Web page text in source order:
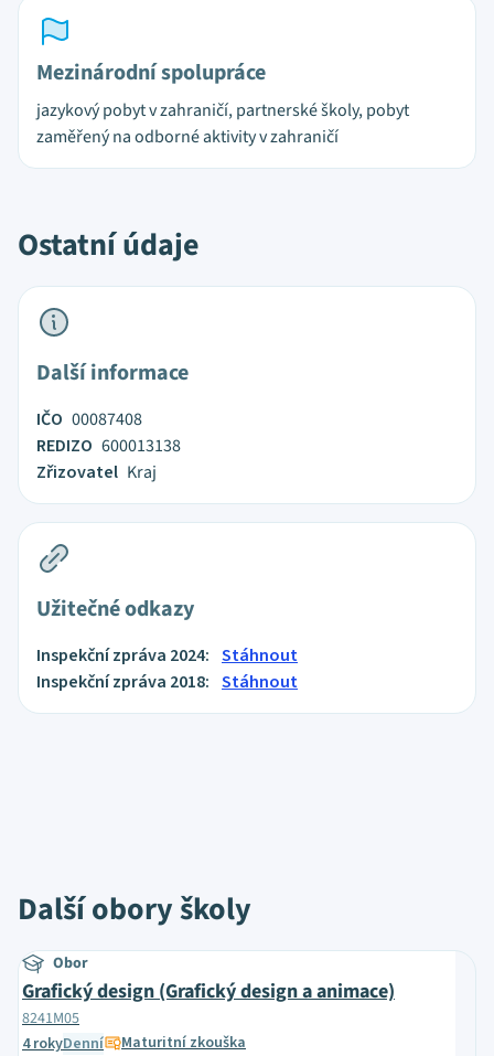
Mezinárodní spolupráce
jazykový pobyt v zahraničí, partnerské školy, pobyt
zaměřený na odborné aktivity v zahraničí
Ostatní údaje
Další informace
IČO 00087408
REDIZO 600013138
Zřizovatel Kraj
Užitečné odkazy
Inspekční zpráva 2024: Stáhnout
Inspekční zpráva 2018: Stáhnout
Další obory školy
Obor
Grafický design (Grafický design a animace)
8241M05
4 rokyDenní Maturitní zkouška